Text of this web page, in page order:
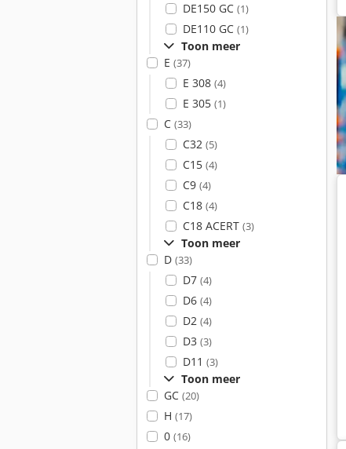
DE150 GC (1)
DE110 GC (1)
Toon meer
E (37)
E 308 (4)
E 305 (1)
C (33)
C32 (5)
C15 (4)
C9 (4)
C18 (4)
C18 ACERT (3)
Toon meer
D (33)
D7 (4)
D6 (4)
D2 (4)
D3 (3)
D11 (3)
Toon meer
GC (20)
H (17)
0 (16)